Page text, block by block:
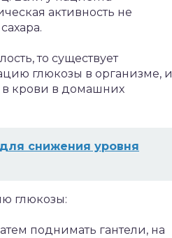
активность не
то существует
глюкозы в организме, и
в крови в домашних
снижения уровня
глюкозы:
поднимать гантели, на